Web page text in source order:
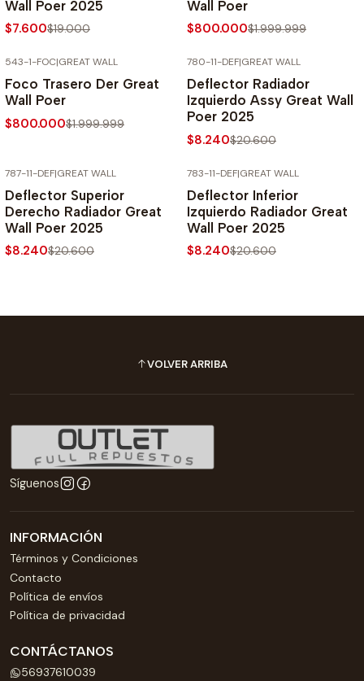
Wall Poer 2025
$7.600$19.000
Wall Poer
$800.000$1.999.999
543-1-FOC|GREAT WALL
Foco Trasero Der Great
Wall Poer
$800.000$1.999.999
780-11-DEF|GREAT WALL
Deflector Radiador
Izquierdo Assy Great Wall
Poer 2025
$8.240$20.600
787-11-DEF|GREAT WALL
Deflector Superior
Derecho Radiador Great
Wall Poer 2025
$8.240$20.600
783-11-DEF|GREAT WALL
Deflector Inferior
Izquierdo Radiador Great
Wall Poer 2025
$8.240$20.600
VOLVER ARRIBA
Síguenos
INFORMACIÓN
Términos y Condiciones
Contacto
Política de envíos
Política de privacidad
CONTÁCTANOS
56937610039